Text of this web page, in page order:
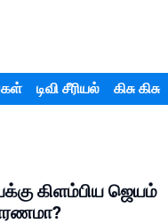
டிவி சீரியல் கிசு கிசு
கிளம்பிய ஜெயம்